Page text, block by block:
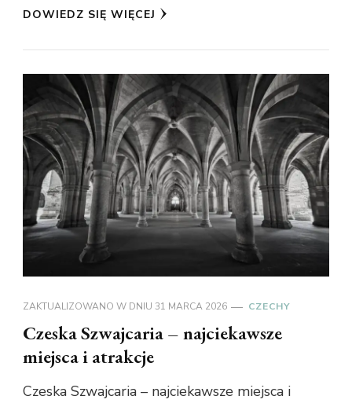
DOWIEDZ SIĘ WIĘCEJ
ZAKTUALIZOWANO W DNIU 31 MARCA 2026 CZECHY
Czeska Szwajcaria – najciekawsze
miejsca i atrakcje
Czeska Szwajcaria – najciekawsze miejsca i